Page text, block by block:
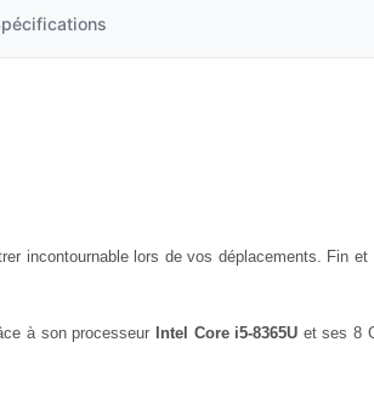
incontournable lors de vos déplacements. Fin
à son processeur Intel Core i5-8365U et ses 8